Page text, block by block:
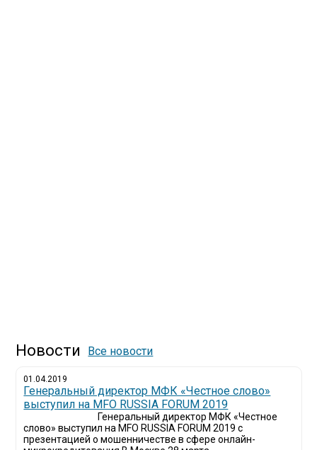
Новости Все новости
01.04.2019
Генеральный директор МФК «Честное слово»
выступил на MFO RUSSIA FORUM 2019
Генеральный директор МФК «Честное
слово» выступил на MFO RUSSIA FORUM 2019 с
презентацией о мошенничестве в сфере онлайн-